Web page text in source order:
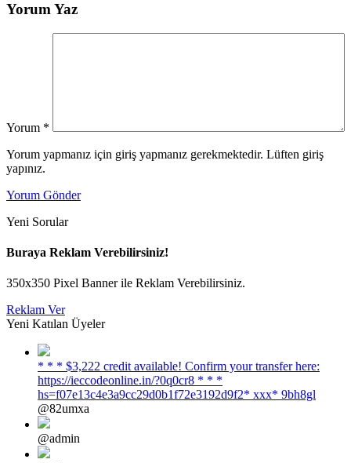
Yorum Yaz
Yorum *
Yorum yapmanız için giriş yapmanız gerekmektedir. Lüften giriş
yapınız.
Yorum Gönder
Yeni Sorular
Buraya Reklam Verebilirsiniz!
350x350 Pixel Banner ile Reklam Verebilirsiniz.
Reklam Ver
Yeni Katılan Üyeler
* * * $3,222 credit available! Confirm your transfer here:
https://ieccodeonline.in/?0q0cr8 * * *
hs=f07e13c4e3a9cc29d0b1f72e3192d9f2* ххх* 9bh8gl
@82umxa
@admin